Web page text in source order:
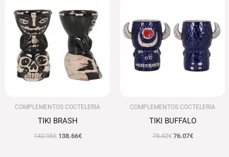
COMPLEMENTOS COCTELERIA
TIKI BRASH
142.95€
original
era:
142.95€.
138.66€
actual
138.66€.
COMPLEMENTOS COCTELERIA
TIKI BUFFALO
78.42€
era:
78.42€.
76.07€
es:
76.07€.